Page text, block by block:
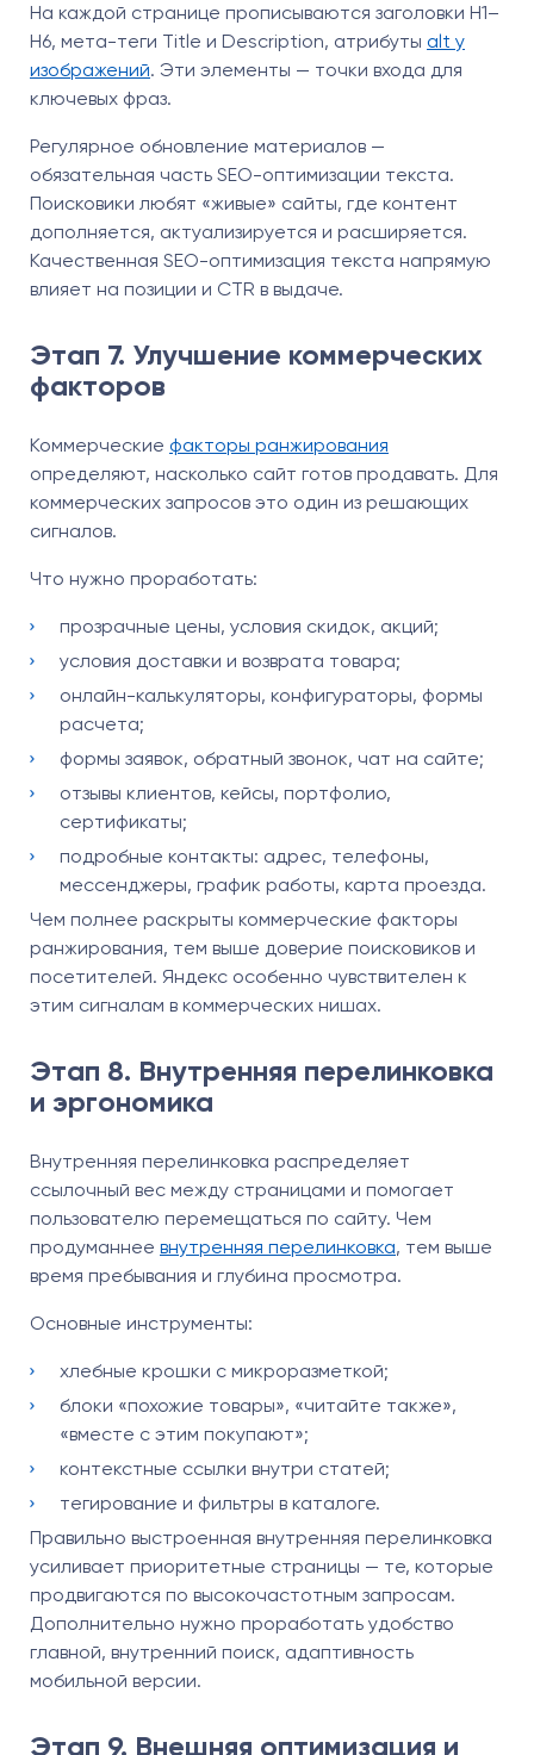
На каждой странице прописываются заголовки H1–
H6, мета-теги Title и Description, атрибуты alt у
изображений. Эти элементы — точки входа для
ключевых фраз.
Регулярное обновление материалов —
обязательная часть SEO-оптимизации текста.
Поисковики любят «живые» сайты, где контент
дополняется, актуализируется и расширяется.
Качественная SEO-оптимизация текста напрямую
влияет на позиции и CTR в выдаче.
Этап 7. Улучшение коммерческих
факторов
Коммерческие факторы ранжирования
определяют, насколько сайт готов продавать. Для
коммерческих запросов это один из решающих
сигналов.
Что нужно проработать:
прозрачные цены, условия скидок, акций;
условия доставки и возврата товара;
онлайн-калькуляторы, конфигураторы, формы
расчета;
формы заявок, обратный звонок, чат на сайте;
отзывы клиентов, кейсы, портфолио,
сертификаты;
подробные контакты: адрес, телефоны,
мессенджеры, график работы, карта проезда.
Чем полнее раскрыты коммерческие факторы
ранжирования, тем выше доверие поисковиков и
посетителей. Яндекс особенно чувствителен к
этим сигналам в коммерческих нишах.
Этап 8. Внутренняя перелинковка
и эргономика
Внутренняя перелинковка распределяет
ссылочный вес между страницами и помогает
пользователю перемещаться по сайту. Чем
продуманнее внутренняя перелинковка, тем выше
время пребывания и глубина просмотра.
Основные инструменты:
хлебные крошки с микроразметкой;
блоки «похожие товары», «читайте также»,
«вместе с этим покупают»;
контекстные ссылки внутри статей;
тегирование и фильтры в каталоге.
Правильно выстроенная внутренняя перелинковка
усиливает приоритетные страницы — те, которые
продвигаются по высокочастотным запросам.
Дополнительно нужно проработать удобство
главной, внутренний поиск, адаптивность
мобильной версии.
Этап 9. Внешняя оптимизация и